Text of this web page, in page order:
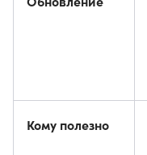
Кому полезно